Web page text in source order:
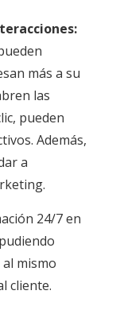
más a su
las
pueden
Además,
a
24/7 en
mismo
cliente.